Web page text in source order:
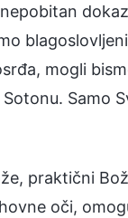
mogli
Samo
praktični
oči,